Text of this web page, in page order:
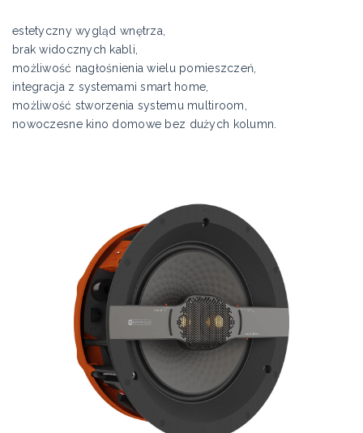
estetyczny wygląd wnętrza,
brak widocznych kabli,
możliwość nagłośnienia wielu pomieszczeń,
integracja z systemami smart home,
możliwość stworzenia systemu multiroom,
nowoczesne kino domowe bez dużych kolumn.